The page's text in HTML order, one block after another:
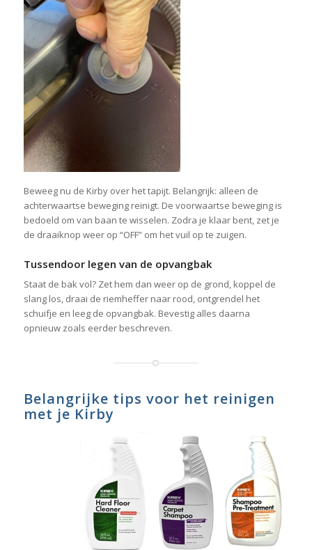
Beweeg nu de Kirby over het tapijt. Belangrijk: alleen de
achterwaartse beweging reinigt. De voorwaartse beweging is
bedoeld om van baan te wisselen. Zodra je klaar bent, zet je
de draaiknop weer op “OFF” om het vuil op te zuigen.
Tussendoor legen van de opvangbak
Staat de bak vol? Zet hem dan weer op de grond, koppel de
slang los, draai de riemheffer naar rood, ontgrendel het
schuifje en leeg de opvangbak. Bevestig alles daarna
opnieuw zoals eerder beschreven.
Belangrijke tips voor het reinigen
met je Kirby